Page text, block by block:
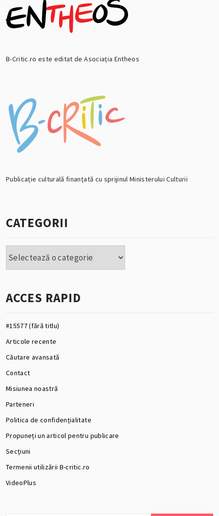
B-Critic.ro este editat de Asociația Entheos
Publicație culturală finanțată cu sprijinul Ministerului Culturii
CATEGORII
ACCES RAPID
#15577 (fără titlu)
Articole recente
Căutare avansată
Contact
Misiunea noastră
Parteneri
Politica de confidențialitate
Propuneți un articol pentru publicare
Secțiuni
Termenii utilizării B-critic.ro
VideoPlus